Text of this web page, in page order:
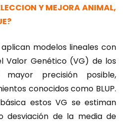
Y MEJORA ANIMAL,
modelos lineales con
Valor Genético (VG) de los
precisión posible,
conocidos como BLUP.
estos VG se estiman
desviación de la media de